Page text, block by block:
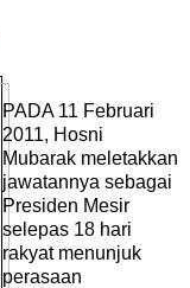
PADA 11 Februari
2011, Hosni
Mubarak meletakkan
jawatannya sebagai
Presiden Mesir
selepas 18 hari
rakyat menunjuk
perasaan